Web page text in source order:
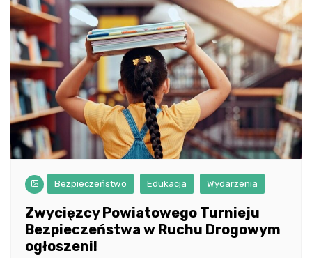
Bezpieczeństwo Edukacja Wydarzenia
Zwycięzcy Powiatowego Turnieju
Bezpieczeństwa w Ruchu Drogowym
ogłoszeni!